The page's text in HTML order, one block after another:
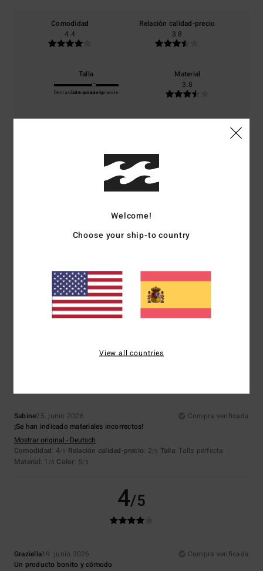
Comodidad
4.4
Relación calidad-precio
3.8
Talla
Demasiado pequeño
Demasiado grande
Material
3.8
4
bien con mi tono de piel.
Mostrar original - Français
Comodidad: 5/5 Relación calidad-precio : 5/5 Talla
1/5
Sabine25. junio 2026
Compra verificada
¡Se han indicado materiales incorrectos!
Mostrar original - Deutsch
Comodidad: 4/5 Relación calidad-precio: 2/5 Talla: Talla perfecta
Material: 1 /5 Color: 5/5
4/5
Graziella19. junio 2026
Compra verificada
Un producto bonito y cómodo
Welcome!
Choose your ship-to country
View all countries